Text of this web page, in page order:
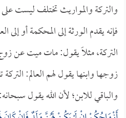
والتركة والمواريث تختلف ليست
فإنه يقدم الورثة إلى المحكمة أو إلى
التركة، مثلاً يقول: مات ميت عن
زوجها وابنها يقول لهم العالم:
والباقي للابن؛ لأن الله يقول سبحانه: